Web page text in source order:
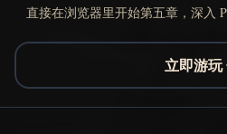
直接在浏览器里开始第五章，深入
立即游玩